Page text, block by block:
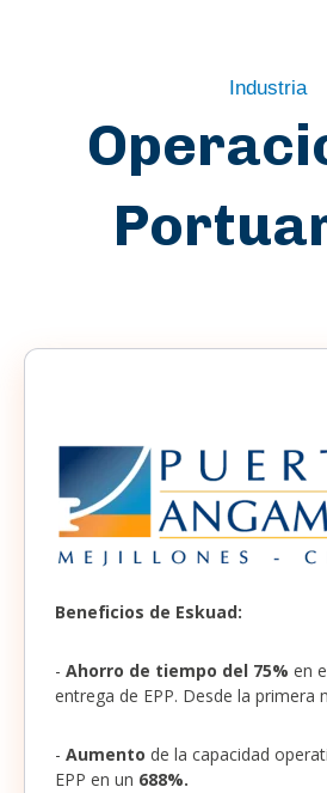
Industria
Beneficios de Eskuad:
- Ahorro de tiempo del 75% en
entrega de EPP. Desde la primera
- Aumento de la capacidad
EPP en un 688%.